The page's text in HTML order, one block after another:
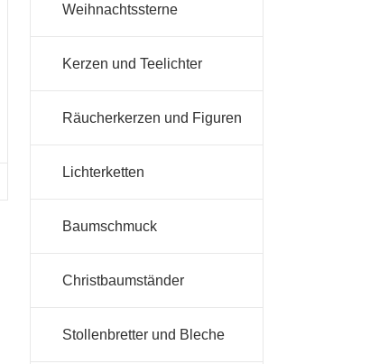
Weihnachtssterne
Kerzen und Teelichter
Räucherkerzen und Figuren
Lichterketten
Baumschmuck
Christbaumständer
Stollenbretter und Bleche